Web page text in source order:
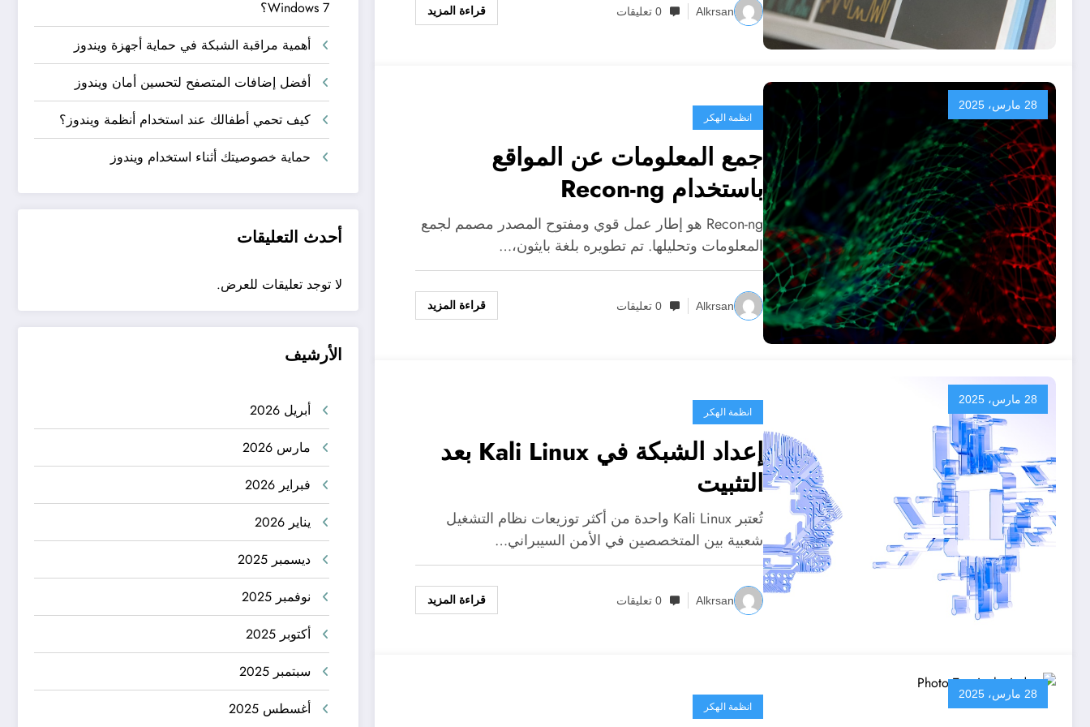
Alkrsan 0 تعليقات قراءة المزيد
28 مارس، 2025
انظمة الهكر
جمع المعلومات عن المواقع
باستخدام Recon-ng
Recon-ng هو إطار عمل قوي ومفتوح المصدر مصمم لجمع
المعلومات وتحليلها. تم تطويره بلغة بايثون،…
Alkrsan 0 تعليقات قراءة المزيد
28 مارس، 2025
انظمة الهكر
إعداد الشبكة في Kali Linux بعد
التثبيت
تُعتبر Kali Linux واحدة من أكثر توزيعات نظام التشغيل
شعبية بين المتخصصين في الأمن السيبراني…
Alkrsan 0 تعليقات قراءة المزيد
28 مارس، 2025
انظمة الهكر
Windows 7؟
أهمية مراقبة الشبكة في حماية أجهزة ويندوز
أفضل إضافات المتصفح لتحسين أمان ويندوز
كيف تحمي أطفالك عند استخدام أنظمة ويندوز؟
حماية خصوصيتك أثناء استخدام ويندوز
أحدث التعليقات
لا توجد تعليقات للعرض.
الأرشيف
أبريل 2026
مارس 2026
فبراير 2026
يناير 2026
ديسمبر 2025
نوفمبر 2025
أكتوبر 2025
سبتمبر 2025
أغسطس 2025